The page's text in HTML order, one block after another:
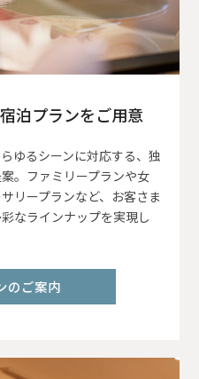
泊プランをご用意
ゆるシーンに対応する、独
。ファミリープランや女
リープランなど、お客さま
なラインナップを実現し
のご案内